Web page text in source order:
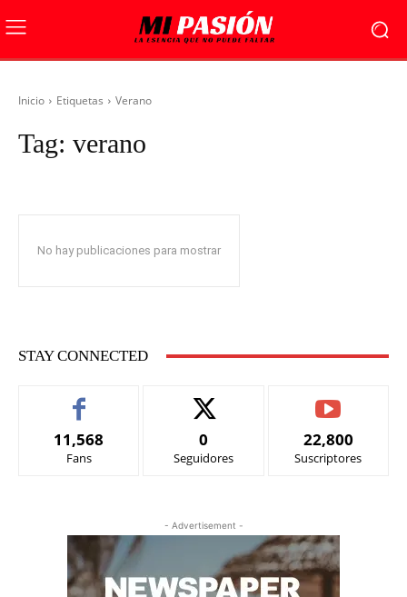
Inicio Etiquetas Verano
Tag: verano
No hay publicaciones para mostrar
STAY CONNECTED
11,568
Fans
0
Seguidores
22,800
Suscriptores
- Advertisement -